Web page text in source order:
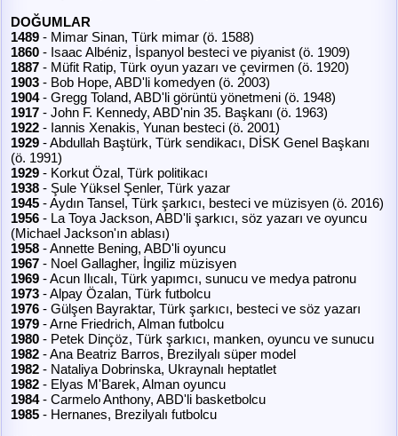
DOĞUMLAR
1489 - Mimar Sinan, Türk mimar (ö. 1588)
1860 - Isaac Albéniz, İspanyol besteci ve piyanist (ö. 1909)
1887 - Müfit Ratip, Türk oyun yazarı ve çevirmen (ö. 1920)
1903 - Bob Hope, ABD'li komedyen (ö. 2003)
1904- Gregg Toland, ABD'li görüntü yönetmeni (ö. 1948)
1917 - John F. Kennedy, ABD'nin 35. Başkanı (ö. 1963)
1922 - Iannis Xenakis, Yunan besteci (ö. 2001)
1929 - Abdullah Baştürk, Türk sendikacı, DİSK Genel Başkanı
(ö. 1991)
1929 - Korkut Özal, Türk politikacı
1938 - Şule Yüksel Şenler, Türk yazar
1945 - Aydın Tansel, Türk şarkıcı, besteci ve müzisyen (ö. 2016)
1956 - La Toya Jackson, ABD'li şarkıcı, söz yazarı ve oyuncu
(Michael Jackson'ın ablası)
1958 - Annette Bening, ABD'li oyuncu
1967 - Noel Gallagher, İngiliz müzisyen
1969 - Acun Ilıcalı, Türk yapımcı, sunucu ve medya patronu
1973 - Alpay Özalan, Türk futbolcu
1976 - Gülşen Bayraktar, Türk şarkıcı, besteci ve söz yazarı
1979 - Arne Friedrich, Alman futbolcu
1980 - Petek Dinçöz, Türk şarkıcı, manken, oyuncu ve sunucu
1982 - Ana Beatriz Barros, Brezilyalı süper model
1982 - Nataliya Dobrinska, Ukraynalı heptatlet
1982 - Elyas M'Barek, Alman oyuncu
1984- Carmelo Anthony, ABD'li basketbolcu
1985 - Hernanes, Brezilyalı futbolcu